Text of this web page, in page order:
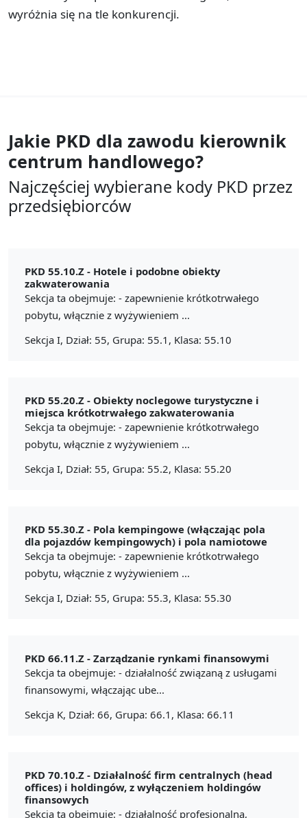
wyróżnia się na tle konkurencji.
Jakie PKD dla zawodu kierownik
centrum handlowego?
Najczęściej wybierane kody PKD przez
przedsiębiorców
PKD 55.10.Z - Hotele i podobne obiekty
zakwaterowania
Sekcja ta obejmuje: - zapewnienie krótkotrwałego
pobytu, włącznie z wyżywieniem ...
Sekcja I, Dział: 55, Grupa: 55.1, Klasa: 55.10
PKD 55.20.Z - Obiekty noclegowe turystyczne i
miejsca krótkotrwałego zakwaterowania
Sekcja ta obejmuje: - zapewnienie krótkotrwałego
pobytu, włącznie z wyżywieniem ...
Sekcja I, Dział: 55, Grupa: 55.2, Klasa: 55.20
PKD 55.30.Z - Pola kempingowe (włączając pola
dla pojazdów kempingowych) i pola namiotowe
Sekcja ta obejmuje: - zapewnienie krótkotrwałego
pobytu, włącznie z wyżywieniem ...
Sekcja I, Dział: 55, Grupa: 55.3, Klasa: 55.30
PKD 66.11.Z - Zarządzanie rynkami finansowymi
Sekcja ta obejmuje: - działalność związaną z usługami
finansowymi, włączając ube...
Sekcja K, Dział: 66, Grupa: 66.1, Klasa: 66.11
PKD 70.10.Z - Działalność firm centralnych (head
offices) i holdingów, z wyłączeniem holdingów
finansowych
Sekcja ta obejmuje: - działalność profesjonalną,